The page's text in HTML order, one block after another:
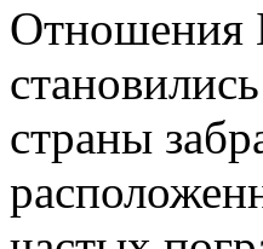
Отношения
страны